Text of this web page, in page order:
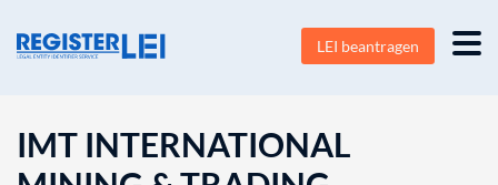
LEI beantragen
IMT INTERNATIONAL